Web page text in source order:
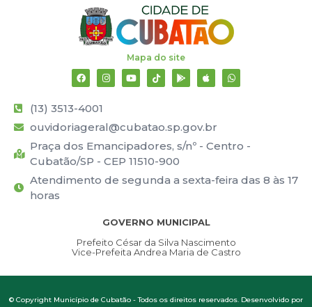
Mapa do site
(13) 3513-4001
ouvidoriageral@cubatao.sp.gov.br
Praça dos Emancipadores, s/nº - Centro -
Cubatão/SP - CEP 11510-900
Atendimento de segunda a sexta-feira das 8 às 17
horas
GOVERNO MUNICIPAL
Prefeito César da Silva Nascimento
Vice-Prefeita Andrea Maria de Castro
© Copyright Município de Cubatão - Todos os direitos reservados. Desenvolvido por